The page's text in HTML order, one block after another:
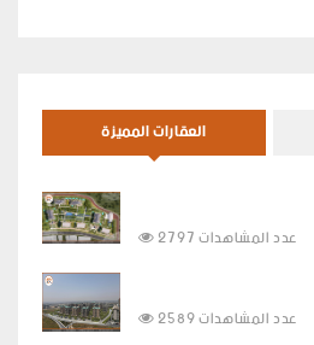
العقارات المميزة
2797 عدد المشاهدات
2589 عدد المشاهدات